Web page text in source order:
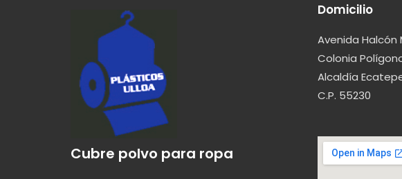
Cubre polvo para ropa
Domicilio
Avenida Halcón
Colonia
Alcaldía
C.P. 55230